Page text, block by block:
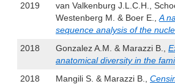
2019
van Valkenburg J.L.C.H.,
Westenberg M. & Boer E., A
sequence analysis of the
2018
Gonzalez A.M. & Marazzi B.,
anatomical diversity in the
2018
Mangili S. & Marazzi B.,